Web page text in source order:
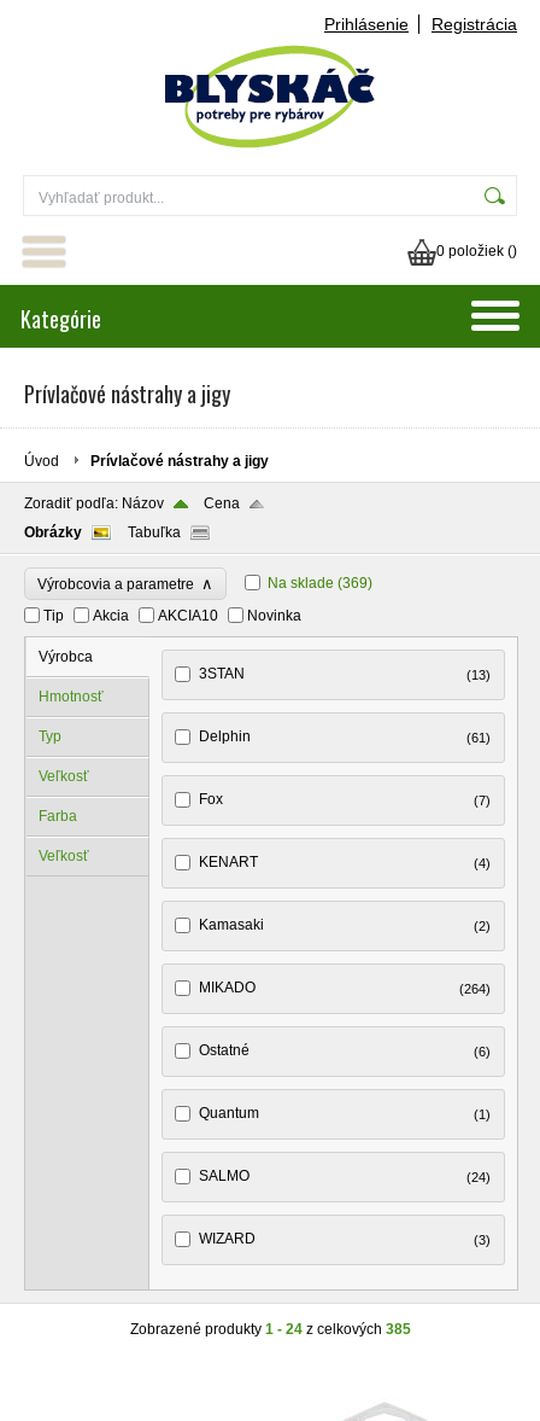
Prihlásenie Registrácia
0 položiek ()
Kategórie
Prívlačové nástrahy a jigy
Úvod Prívlačové nástrahy a jigy
Zoradiť podľa: Názov
Cena
Obrázky
Tabuľka
Výrobcovia a parametre ∧ Na sklade (369)
Tip
Akcia AKCIA10 Novinka
Výrobca
Hmotnosť
Typ
Veľkosť
Farba
Veľkosť
3STAN (13)
Delphin (61)
Fox (7)
KENART (4)
Kamasaki (2)
MIKADO (264)
Ostatné (6)
Quantum (1)
SALMO (24)
WIZARD (3)
Zobrazené produkty 1 - 24z celkových 385